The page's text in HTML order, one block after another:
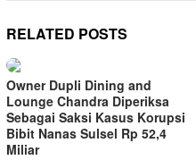
RELATED POSTS
Owner Dupli Dining and
Lounge Chandra Diperiksa
Sebagai Saksi Kasus Korupsi
Bibit Nanas Sulsel Rp 52,4
Miliar